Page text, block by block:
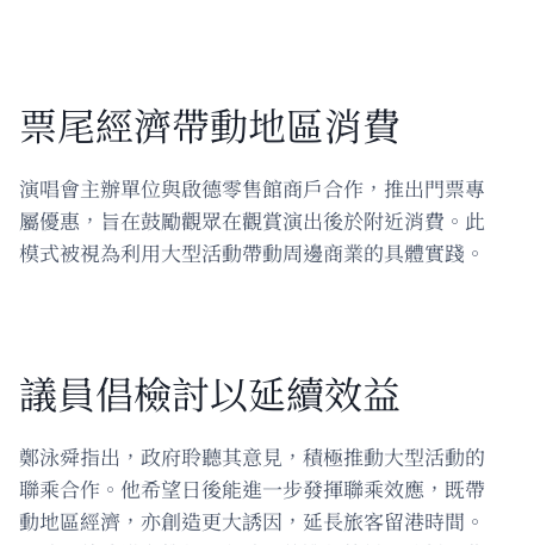
票尾經濟帶動地區消費
演唱會主辦單位與啟德零售館商戶合作，推出門票專
屬優惠，旨在鼓勵觀眾在觀賞演出後於附近消費。此
模式被視為利用大型活動帶動周邊商業的具體實踐。
議員倡檢討以延續效益
鄭泳舜指出，政府聆聽其意見，積極推動大型活動的
聯乘合作。他希望日後能進一步發揮聯乘效應，既帶
動地區經濟，亦創造更大誘因，延長旅客留港時間。